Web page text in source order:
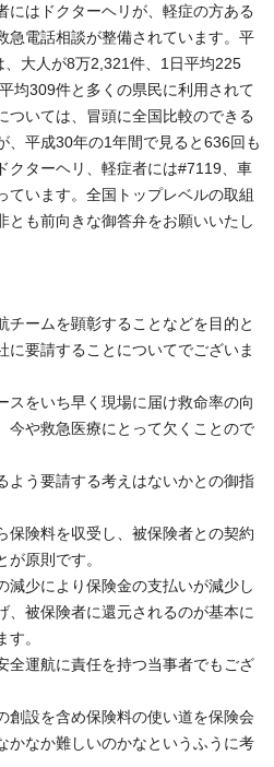
にはドクターヘリが、軽症の方ある
急電話相談が整備されています。平
大人が8万2,321件、1日平均225
均309件と多くの県民に利用されて
ついては、冒頭に全国比較のできる
、平成30年の1年間で見ると636回も
クターヘリ、軽症者には#7119、車
ています。全国トップレベルの取組
とも前向きな御答弁をお願いいたし
チームを顕彰することなどを目的と
に要請することについてでございま
スをいち早く現場に届け救命率の向
今や救急医療にとって欠くことので
よう要請する考えはないかとの御指
保険料を収受し、被保険者との契約
原則です。
減少により保険金の支払いが減少し
、被保険者に還元されるのが基本に
。
全運航に責任を持つ当事者でもござ
創設を含め保険料の使い道を保険会
かなか難しいのかなというふうに考